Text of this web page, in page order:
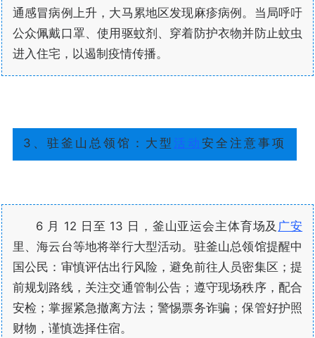
通感冒病例上升，大马累地区发现麻疹病例。当局呼吁
公众佩戴口罩、使用驱蚊剂、穿着防护衣物并防止蚊虫
进入住宅，以遏制疫情传播。
3、驻釜山总领馆：大型 活动 安全注意事项
6 月 12 日至 13 日，釜山亚运会主体育场及 广安
里、海云台等地将举行大型活动。驻釜山总领馆提醒中
国公民：审慎评估出行风险，避免前往人员密集区；提
前规划路线，关注交通管制公告；遵守现场秩序，配合
安检；掌握紧急撤离方法；警惕票务诈骗；保管好护照
财物，谨慎选择住宿。